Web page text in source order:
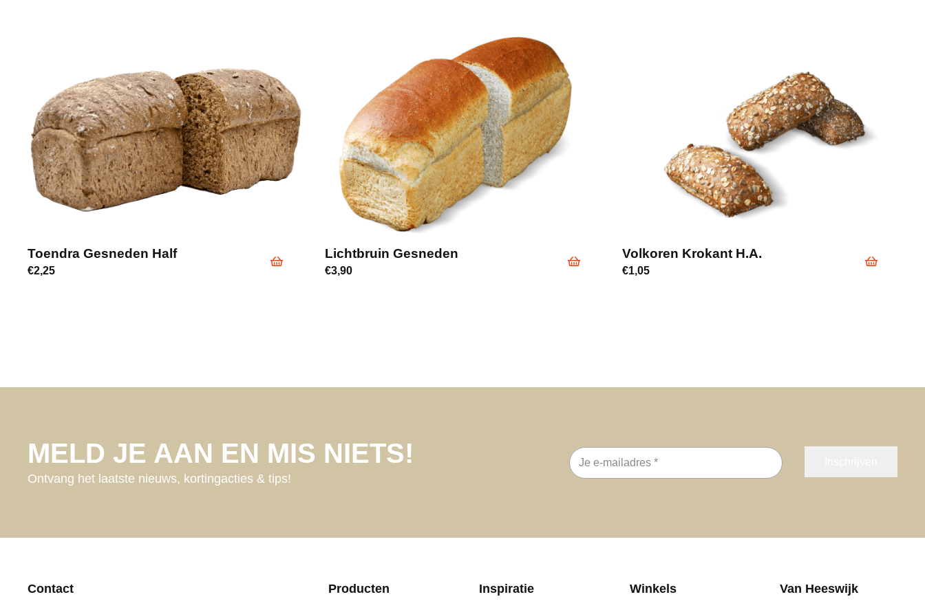
Toendra Gesneden Half
€2,25
Lichtbruin Gesneden
€3,90
Volkoren Krokant H.a.
€1,05
MELD JE AAN EN MIS NIETS!
Ontvang het laatste nieuws, kortingacties & tips!
E-
mailadres
Contact Producten Inspiratie Winkels Van Heeswijk